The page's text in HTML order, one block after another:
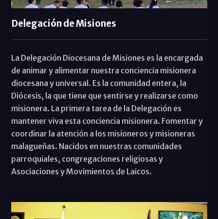
Delegación de Misiones
La Delegación Diocesana de Misiones es la encargada
de animar y alimentar nuestra conciencia misionera
diocesana y universal. Es la comunidad entera, la
Diócesis, la que tiene que sentirse y realizarse como
misionera. La primera tarea de la Delegación es
mantener viva esta conciencia misionera. Fomentar y
coordinar la atención a los misioneros y misioneras
malagueñas. Nacidos en nuestras comunidades
parroquiales, congregaciones religiosas y
Asociaciones y Movimientos de Laicos.